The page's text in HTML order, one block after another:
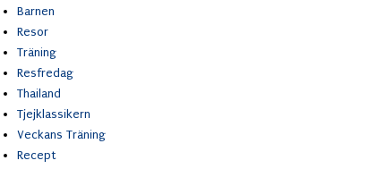
Barnen
Resor
Träning
Resfredag
Thailand
Tjejklassikern
Veckans Träning
Recept